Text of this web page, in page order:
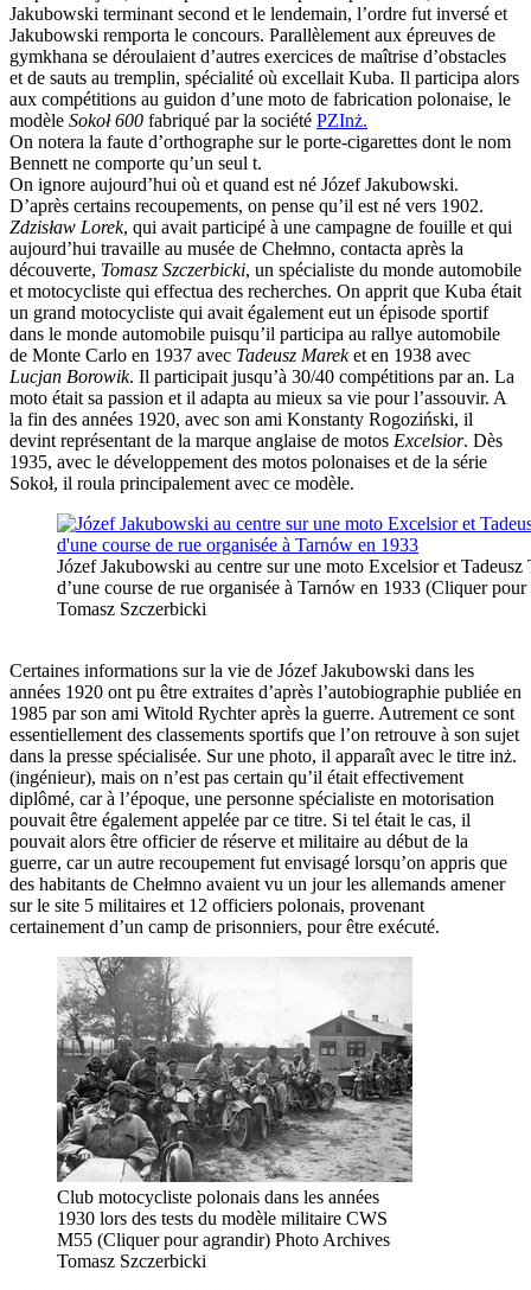
Jakubowski terminant second et le lendemain, l’ordre fut inversé et
Jakubowski remporta le concours. Parallèlement aux épreuves de
gymkhana se déroulaient d’autres exercices de maîtrise d’obstacles
et de sauts au tremplin, spécialité où excellait Kuba. Il participa alors
aux compétitions au guidon d’une moto de fabrication polonaise, le
modèle Sokoł 600 fabriqué par la société PZInż.
On notera la faute d’orthographe sur le porte-cigarettes dont le nom
Bennett ne comporte qu’un seul t.
On ignore aujourd’hui où et quand est né Józef Jakubowski.
D’après certains recoupements, on pense qu’il est né vers 1902.
Zdzisław Lorek, qui avait participé à une campagne de fouille et qui
aujourd’hui travaille au musée de Chełmno, contacta après la
découverte, Tomasz Szczerbicki, un spécialiste du monde automobile
et motocycliste qui effectua des recherches. On apprit que Kuba était
un grand motocycliste qui avait également eut un épisode sportif
dans le monde automobile puisqu’il participa au rallye automobile
de Monte Carlo en 1937 avec Tadeusz Mareket en 1938 avec
Lucjan Borowik. Il participait jusqu’à 30/40 compétitions par an. La
moto était sa passion et il adapta au mieux sa vie pour l’assouvir. A
la fin des années 1920, avec son ami Konstanty Rogoziński, il
devint représentant de la marque anglaise de motos Excelsior. Dès
1935, avec le développement des motos polonaises et de la série
Sokoł, il roula principalement avec ce modèle.
Józef Jakubowski au centre sur une moto Excelsior et
d’une course de rue organisée à Tarnów en 1933 (Cliquer
Tomasz Szczerbicki
Certaines informations sur la vie de Józef Jakubowski dans les
années 1920 ont pu être extraites d’après l’autobiographie publiée en
1985 par son ami Witold Rychter après la guerre. Autrement ce sont
essentiellement des classements sportifs que l’on retrouve à son sujet
dans la presse spécialisée. Sur une photo, il apparaît avec le titre inż.
(ingénieur), mais on n’est pas certain qu’il était effectivement
diplômé, car à l’époque, une personne spécialiste en motorisation
pouvait être également appelée par ce titre. Si tel était le cas, il
pouvait alors être officier de réserve et militaire au début de la
guerre, car un autre recoupement fut envisagé lorsqu’on appris que
des habitants de Chełmno avaient vu un jour les allemands amener
sur le site 5 militaires et 12 officiers polonais, provenant
certainement d’un camp de prisonniers, pour être exécuté.
Club motocycliste polonais dans les années
1930 lors des tests du modèle militaire CWS
M55 (Cliquer pour agrandir) Photo Archives
Tomasz Szczerbicki